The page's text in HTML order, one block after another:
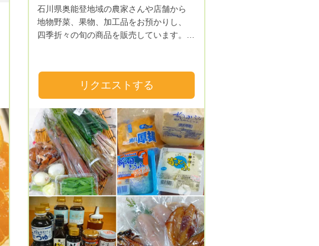
石川県奥能登地域の農家さんや店舗から
地物野菜、果物、加工品をお預かりし、
四季折々の旬の商品を販売しています。
ではがいっぱいです。
リクエストする
Next